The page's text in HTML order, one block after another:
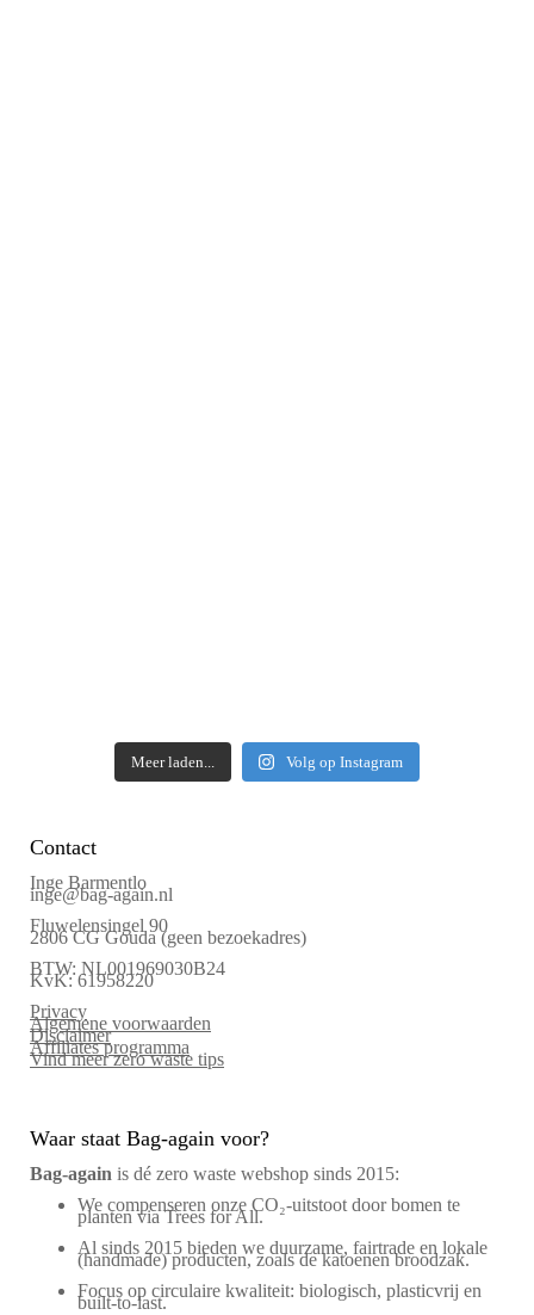
Meer laden... Volg op Instagram
Contact
Inge Barmentlo
inge@bag-again.nl
Fluwelensingel 90
2806 CG Gouda (geen bezoekadres)
BTW: NL001969030B24
KvK: 61958220
Privacy
Algemene voorwaarden
Disclaimer
Affiliates programma
Vind meer zero waste tips
Waar staat Bag-again voor?
Bag‑again is dé zero waste webshop sinds 2015:
We compenseren onze CO₂-uitstoot door bomen te
planten via Trees for All.
Al sinds 2015 bieden we duurzame, fairtrade en lokale
(handmade) producten, zoals de katoenen broodzak.
Focus op circulaire kwaliteit: biologisch, plasticvrij en
built-to-last.